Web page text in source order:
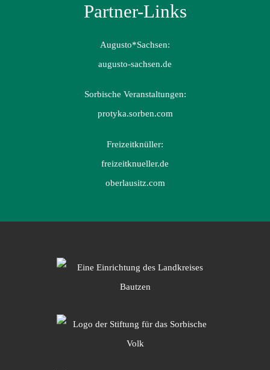
Partner-Links
Augusto*Sachsen:
augusto-sachsen.de
Sorbische Veranstaltungen:
protyka.sorben.com
Freizeitknüller:
freizeitknueller.de
oberlausitz.com